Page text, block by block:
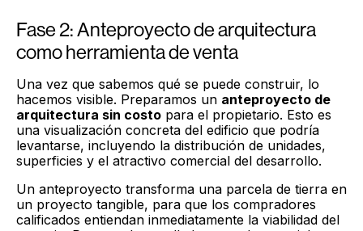
Fase 2: Anteproyecto de arquitectura
como herramienta de venta
Una vez que sabemos qué se puede construir, lo
hacemos visible. Preparamos un anteproyecto de
arquitectura sin costo para el propietario. Esto es
una visualización concreta del edificio que podría
levantarse, incluyendo la distribución de unidades,
superficies y el atractivo comercial del desarrollo.
Un anteproyecto transforma una parcela de tierra en
un proyecto tangible, para que los compradores
calificados entiendan inmediatamente la viabilidad del